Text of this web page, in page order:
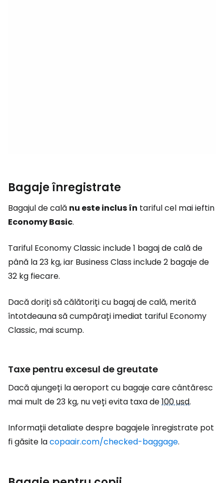
Bagaje înregistrate
Bagajul de cală nu este inclus în tariful cel mai ieftin
Economy Basic.
Tariful Economy Classic include 1 bagaj de cală de
până la 23 kg, iar Business Class include 2 bagaje de
32 kg fiecare.
Dacă doriți să călătoriți cu bagaj de cală, merită
întotdeauna să cumpărați imediat tariful Economy
Classic, mai scump.
Taxe pentru excesul de greutate
Dacă ajungeți la aeroport cu bagaje care cântăresc
mai mult de 23 kg, nu veți evita taxa de100 usd.
Informații detaliate despre bagajele înregistrate pot
fi găsite lacopaair.com/checked-baggage.